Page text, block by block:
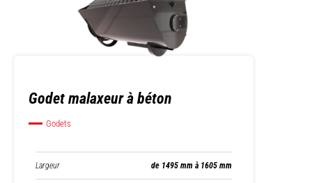
Godet malaxeur à béton
Godets
Largeur de 1495 mm à 1605 mm